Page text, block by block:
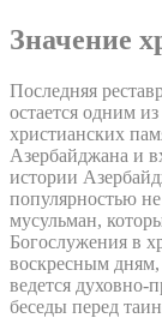
Значение
Последняя
остается одним
христианских
Азербайджана и
истории
популярностью
мусульман,
Богослужения в
воскресным
ведется духовно-
беседы перед